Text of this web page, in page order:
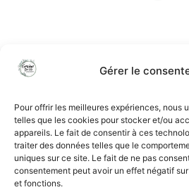
Gérer le
Pour offrir les meilleures expériences, nous
telles que les cookies pour stocker et/ou
appareils. Le fait de consentir à ces
traiter des données telles que le
uniques sur ce site. Le fait de ne pas
consentement peut avoir un effet négatif
et fonctions.
Noémie Rougier
contact@atelier-grainedevie.fr